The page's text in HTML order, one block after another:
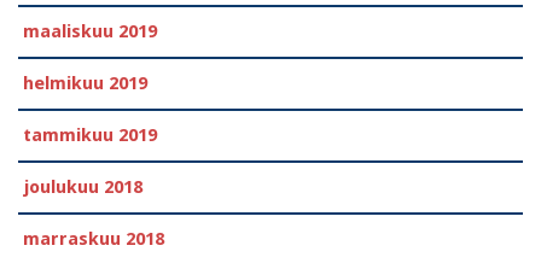
maaliskuu 2019
helmikuu 2019
tammikuu 2019
joulukuu 2018
marraskuu 2018